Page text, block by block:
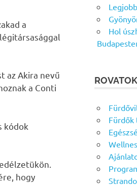
a
az Akira nevű
a Conti
kódok
hogy
Hol
ROVATOK